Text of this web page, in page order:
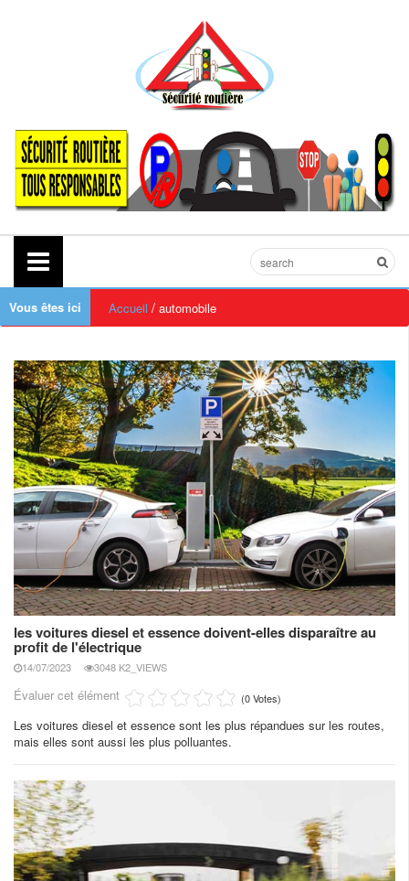
Vous êtes ici Accueil / automobile
les voitures diesel et essence doivent-elles disparaître au
profit de l'électrique
14/07/2023 3048 K2_VIEWS
Évaluer cet élément (0 Votes)
Les voitures diesel et essence sont les plus répandues sur les routes,
mais elles sont aussi les plus polluantes.